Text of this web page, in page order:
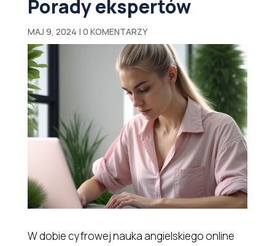
Porady ekspertów
MAJ 9, 2024 | 0 KOMENTARZY
W dobie cyfrowej nauka angielskiego online